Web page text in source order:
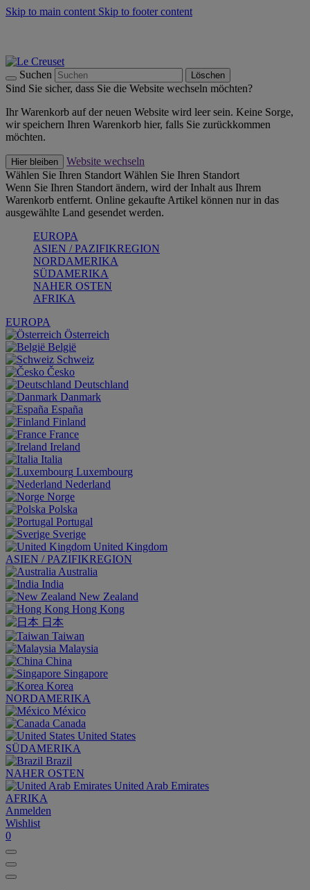
Skip to main content Skip to footer content
Suchen Löschen
Sind Sie sicher, dass Sie die Website wechseln möchten?
Ihr Warenkorb auf der neuen Website wird leer sein. Keine Sorge,
wir speichern Ihren Warenkorb hier, falls Sie zurückkommen
möchten.
Hier bleiben
Website wechseln
Wählen Sie Ihren Standort Wählen Sie Ihren Standort
Wenn Sie Ihren Standort ändern, wird der Inhalt aus Ihrem
Warenkorb entfernt. Online gekaufte Artikel können nur in das
ausgewählte Land gesendet werden.
EUROPA
ASIEN / PAZIFIKREGION
NORDAMERIKA
SÜDAMERIKA
NAHER OSTEN
AFRIKA
EUROPA
Österreich
België
Schweiz
Česko
Deutschland
Danmark
España
Finland
France
Ireland
Italia
Luxembourg
Nederland
Norge
Polska
Portugal
Sverige
United Kingdom
ASIEN / PAZIFIKREGION
Australia
India
New Zealand
Hong Kong
日本
Taiwan
Malaysia
China
Singapore
Korea
NORDAMERIKA
México
Canada
United States
SÜDAMERIKA
Brazil
NAHER OSTEN
United Arab Emirates
AFRIKA
Anmelden
Wishlist
0